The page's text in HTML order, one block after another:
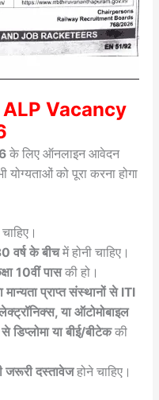
Vacancy
के लिए ऑनलाइन आवेदन
को पूरा करना होगा
वर्ष के बीचमें होनी चाहिए।
10वीं पासकी हो।
मान्यता प्राप्त संस्थानों से ITI
या ऑटोमोबाइल
डिप्लोमा या बीई/बीटेककी
जरूरी दस्तावेजहोने चाहिए।